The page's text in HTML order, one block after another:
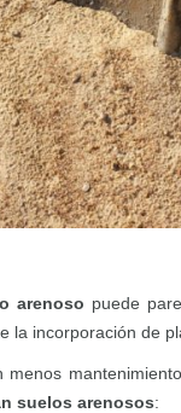
arenoso puede
la incorporación de
suelos arenosos: